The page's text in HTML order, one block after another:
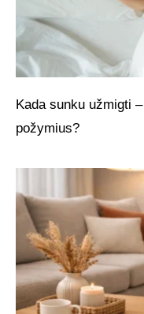
Kada sunku užmigti
požymius?